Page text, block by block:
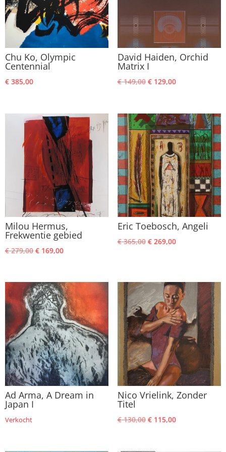
Chu Ko, Olympic
Centennial
€ 385,00
David Haiden, Orchid
Matrix I
€149,00 Oorspronkelijke
€ 149,00.
€129,00Huidige
€ 129,00.
Milou Hermus,
Frekwentie gebied
€279,00 Oorspronkelijke
€ 279,00.
€ 169,00Huidige
€ 169,00.
Eric Toebosch, Angeli
€365,00 Oorspronkelijke
€ 365,00.
€269,00Huidige
€ 269,00.
Ad Arma, A Dream in
Japan I
Verkocht
Nico Vrielink, Zonder
Titel
€130,00 Oorspronkelijke
€115,00Huidige